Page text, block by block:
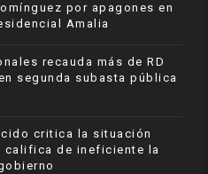
por apagones en
Amalia
recauda más de RD
segunda subasta pública
critica la situación
califica de ineficiente la